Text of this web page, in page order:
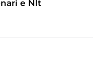
e Nlt